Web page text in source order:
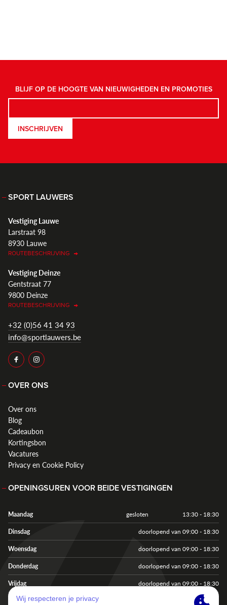
BLIJF OP DE HOOGTE VAN NIEUWIGHEDEN EN PROMOTIES
INSCHRIJVEN
SPORT LAUWERS
Vestiging Lauwe
Larstraat 98
8930 Lauwe
ROUTEBESCHRIJVING
Vestiging Deinze
Gentstraat 77
9800 Deinze
ROUTEBESCHRIJVING
+32 (0)56 41 34 93
info@sportlauwers.be
OVER ONS
Over ons
Blog
Cadeaubon
Kortingsbon
Vacatures
Privacy en Cookie Policy
OPENINGSUREN VOOR BEIDE VESTIGINGEN
Maandag gesloten
13:30 - 18:30
Dinsdag
doorlopend van 09:00 - 18:30
Woensdag
doorlopend van 09:00 - 18:30
Donderdag
doorlopend van 09:00 - 18:30
Vrijdag
doorlopend van 09:00 - 18:30
Zaterdag
doorlopend van 09:00 - 18:00